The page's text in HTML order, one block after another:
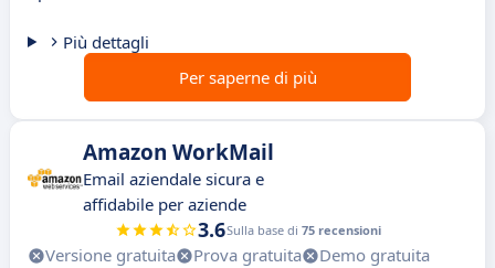
Più dettagli
Per saperne di più
Amazon WorkMail
Email aziendale sicura e
affidabile per aziende
3.6Sulla base di 75 recensioni
Versione gratuita Prova gratuita
Demo gratuita